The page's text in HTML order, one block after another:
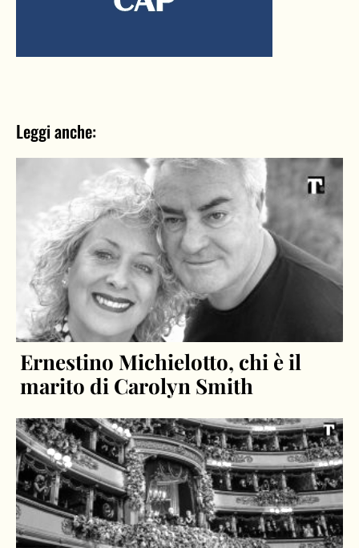
Leggi anche:
Ernestino Michielotto, chi è il
marito di Carolyn Smith